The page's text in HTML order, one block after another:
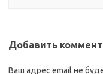
Добавить
Ваш адрес email не